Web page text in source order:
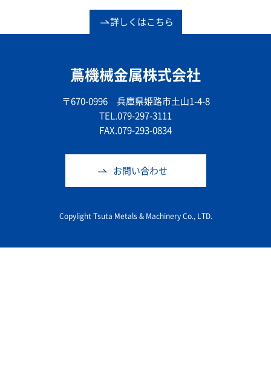
詳しくはこちら
蔦機械金属株式会社
〒670-0996 兵庫県姫路市土山1-4-8
TEL.079-297-3111
FAX.079-293-0834
お問い合わせ
Copylight Tsuta Metals & Machinery Co., LTD.